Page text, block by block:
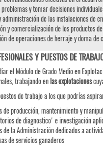
problemas y tomar decisiones
administración de las instalaciones de
y comercialización de los productos
de operaciones de herraje y doma de
Y PUESTOS DE
el Módulo de Grado Medio en
trabajando enlas explotaciones
de trabajo a los que podrías
de producción, mantenimiento y
de diagnostico' e investigación
de la Administración dedicados a
de servicios ganaderos